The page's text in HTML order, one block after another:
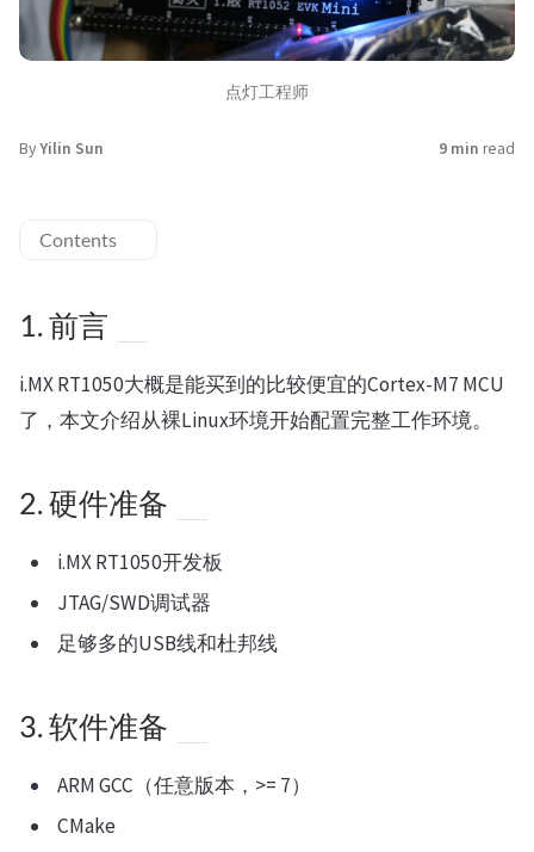
点灯工程师
ByYilin Sun 9 min read
Contents
1. 前言
i.MX RT1050大概是能买到的比较便宜的Cortex-M7 MCU
了，本文介绍从裸Linux环境开始配置完整工作环境。
2. 硬件准备
i.MX RT1050开发板
JTAG/SWD调试器
足够多的USB线和杜邦线
3. 软件准备
ARM GCC（任意版本，>= 7）
CMake